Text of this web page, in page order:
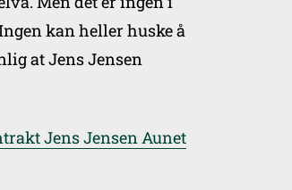
kan heller huske å
at Jens Jensen
Jens Jensen Aunet